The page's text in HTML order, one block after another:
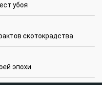
убоя
скотокрадства
эпохи